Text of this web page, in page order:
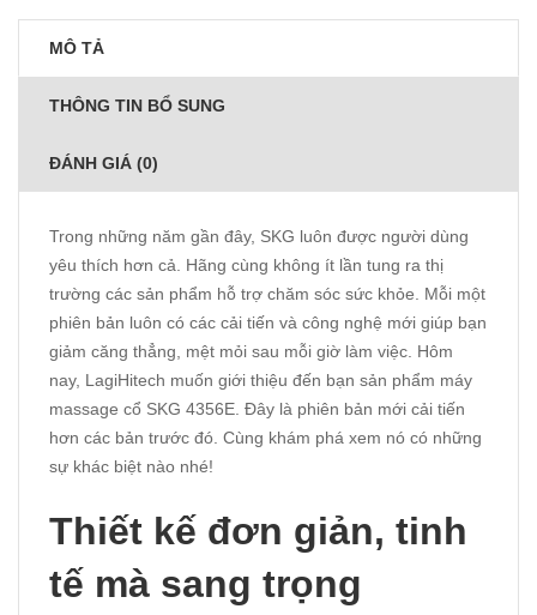
MÔ TẢ
THÔNG TIN BỔ SUNG
ĐÁNH GIÁ (0)
Trong những năm gần đây, SKG luôn được người dùng
yêu thích hơn cả. Hãng cùng không ít lần tung ra thị
trường các sản phẩm hỗ trợ chăm sóc sức khỏe. Mỗi một
phiên bản luôn có các cải tiến và công nghệ mới giúp bạn
giảm căng thẳng, mệt mỏi sau mỗi giờ làm việc. Hôm
nay, LagiHitech muốn giới thiệu đến bạn sản phẩm máy
massage cổ SKG 4356E. Đây là phiên bản mới cải tiến
hơn các bản trước đó. Cùng khám phá xem nó có những
sự khác biệt nào nhé!
Thiết kế đơn giản, tinh
tế mà sang trọng